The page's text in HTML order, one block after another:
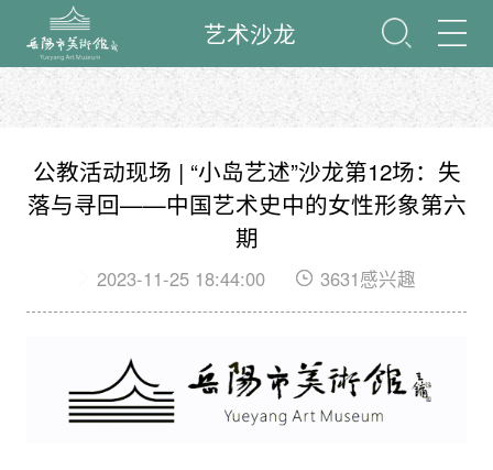
艺术沙龙
公教活动现场 | “小岛艺述”沙龙第12场：失
落与寻回——中国艺术史中的女性形象第六
期
2023-11-25 18:44:00 3631感兴趣